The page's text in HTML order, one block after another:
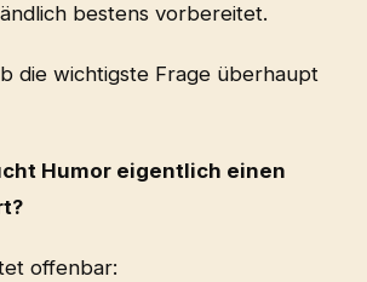
bestens vorbereitet.
die wichtigste Frage überhaupt
Humor eigentlich einen
offenbar: